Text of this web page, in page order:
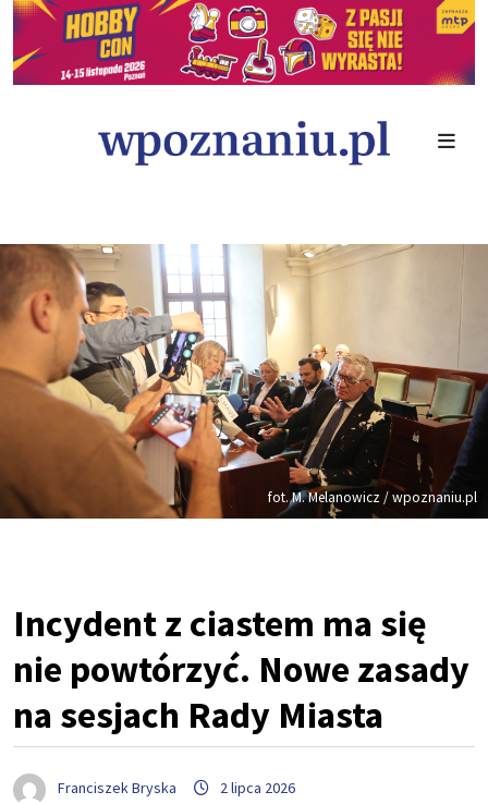
fot. M. Melanowicz / wpoznaniu.pl
Incydent z ciastem ma się
nie powtórzyć. Nowe zasady
na sesjach Rady Miasta
Franciszek Bryska 2 lipca 2026